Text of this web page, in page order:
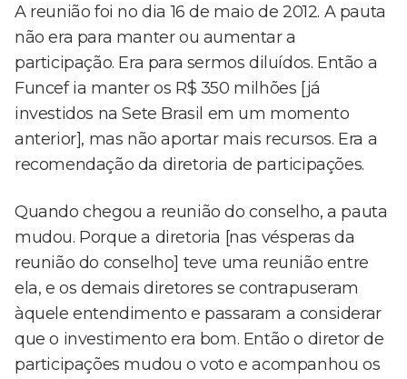
A reunião foi no dia 16 de maio de 2012. A pauta
não era para manter ou aumentar a
participação. Era para sermos diluídos. Então a
Funcef ia manter os R$ 350 milhões [já
investidos na Sete Brasil em um momento
anterior], mas não aportar mais recursos. Era a
recomendação da diretoria de participações.
Quando chegou a reunião do conselho, a pauta
mudou. Porque a diretoria [nas vésperas da
reunião do conselho] teve uma reunião entre
ela, e os demais diretores se contrapuseram
àquele entendimento e passaram a considerar
que o investimento era bom. Então o diretor de
participações mudou o voto e acompanhou os